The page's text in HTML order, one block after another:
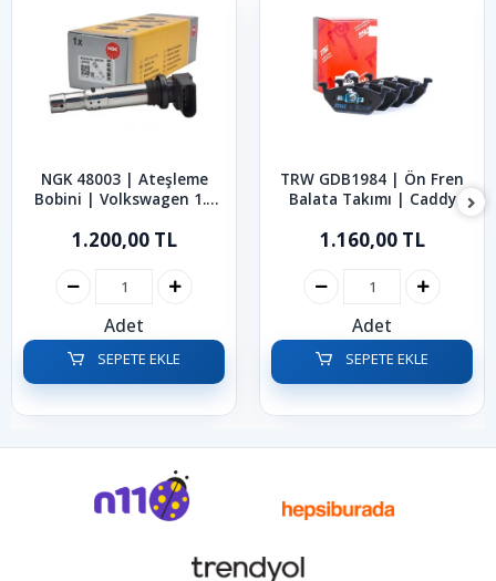
NGK 48003 | Ateşleme
Bobini | Volkswagen 1.2
Jetta Polo Passat 2002-
1.200,00 TL
Adet
SEPETE EKLE
TRW GDB1984 | Ön Fren
Balata Takımı | Caddy
- 2022
1.160,00 TL
Adet
SEPETE EKLE